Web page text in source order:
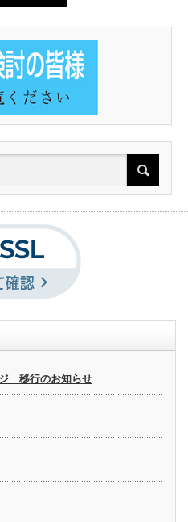
移行のお知らせ